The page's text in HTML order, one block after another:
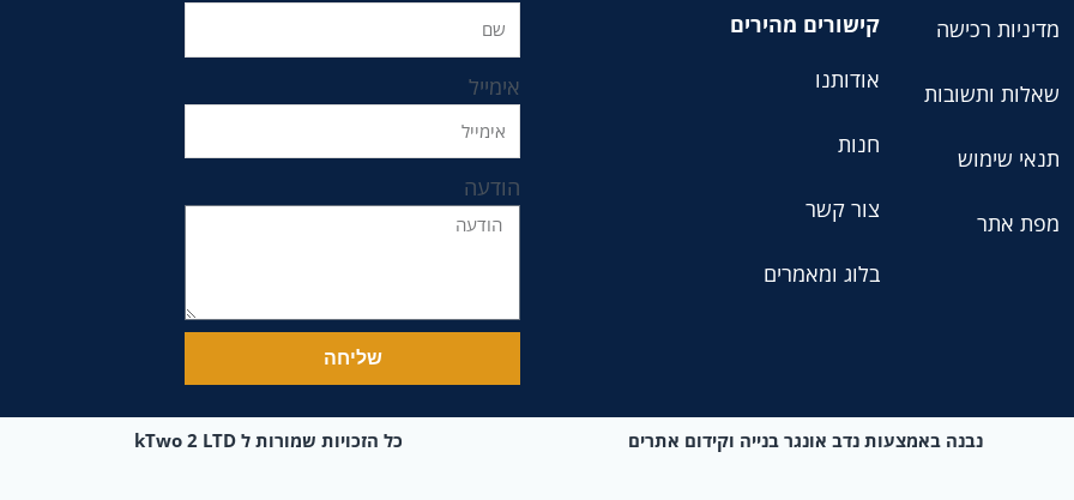
מדיניות רכישה
שאלות ותשובות
תנאי שימוש
מפת אתר
קישורים מהירים
אודותנו
חנות
צור קשר
בלוג ומאמרים
אימייל
הודעה
שליחה
נבנה באמצעות נדב אונגר בנייה וקידום אתרים כל הזכויות שמורות ל kTwo 2 LTD